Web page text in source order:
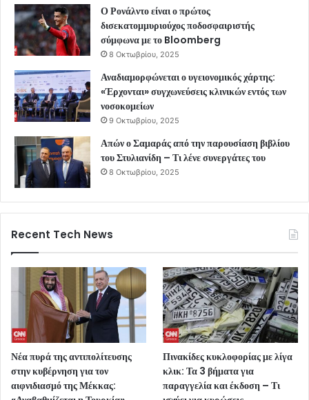
Ο Ρονάλντο είναι ο πρώτος
δισεκατομμυριούχος ποδοσφαιριστής
σύμφωνα με το Bloomberg
8 Οκτωβρίου, 2025
Αναδιαμορφώνεται ο υγειονομικός χάρτης:
«Έρχονται» συγχωνεύσεις κλινικών εντός των
νοσοκομείων
9 Οκτωβρίου, 2025
Απών ο Σαμαράς από την παρουσίαση βιβλίου
του Στυλιανίδη – Τι λένε συνεργάτες του
8 Οκτωβρίου, 2025
Recent Tech News
Νέα πυρά της αντιπολίτευσης
στην κυβέρνηση για τον
αιφνιδιασμό της Μέκκας:
Πινακίδες κυκλοφορίας με λίγα
κλικ: Τα 3 βήματα για
παραγγελία και έκδοση – Τι